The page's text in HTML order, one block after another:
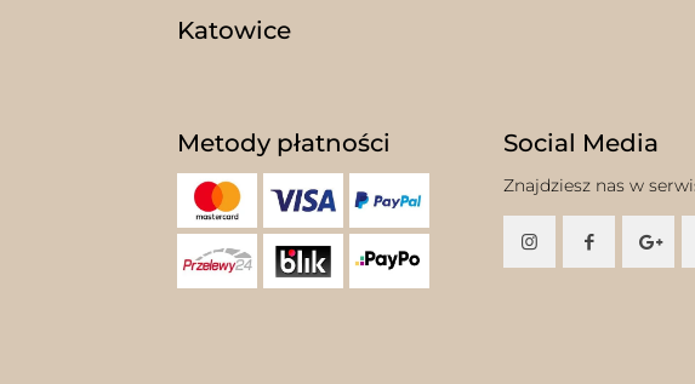
Katowice
Metody płatności Social Media
Znajdziesz nas w